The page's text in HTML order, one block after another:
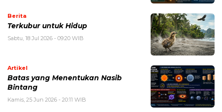
Berita
Terkubur untuk Hidup
Sabtu, 18 Jul 2026 - 09:20 WIB
Artikel
Batas yang Menentukan Nasib
Bintang
Kamis, 25 Jun 2026 - 20:11 WIB